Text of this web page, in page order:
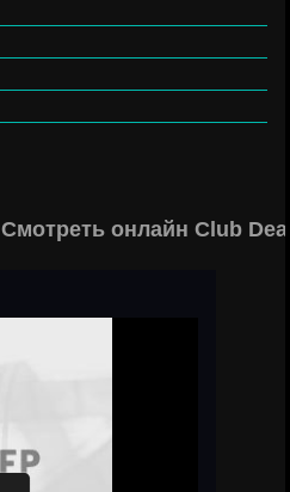
Смотреть онлайн Club